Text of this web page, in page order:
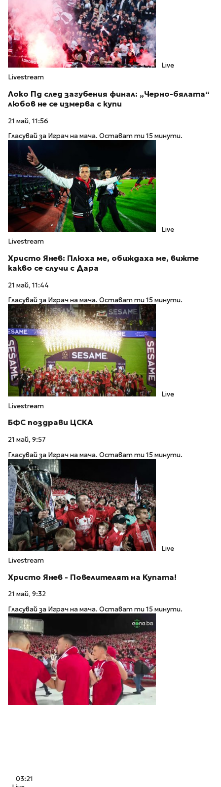
Live
Livestream
Локо Пд след загубения финал: „Черно-бялата“
любов не се измерва с купи
21 май, 11:56
Гласувай за Играч на мача. Остават ти 15 минути.
Live
Livestream
Христо Янев: Плюха ме, обиждаха ме, вижте
какво се случи с Дара
21 май, 11:44
Гласувай за Играч на мача. Остават ти 15 минути.
Live
Livestream
БФC поздрави ЦСКА
21 май, 9:57
Гласувай за Играч на мача. Остават ти 15 минути.
Live
Livestream
Христо Янев - Повелителят на Купата!
21 май, 9:32
Гласувай за Играч на мача. Остават ти 15 минути.
03:21